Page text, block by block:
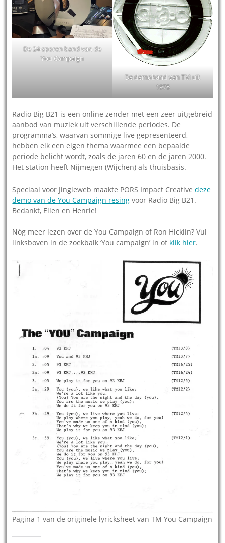
De 24-sporen band van de
You Campaign
De demoband van TM uit
1975
Radio Big B21 is een online zender met een zeer uitgebreid
aanbod van muziek uit verschillende periodes. De
programma’s, waarvan sommige live gepresenteerd,
hebben elk een eigen thema waarmee een bepaalde
periode belicht wordt, zoals de jaren 60 en de jaren 2000.
Het station heeft Nijmegen (Wijchen) als thuisbasis.
Speciaal voor Jingleweb maakte PORS Impact Creativedeze
demo van de You Campaign resing voor Radio Big B21.
Bedankt, Ellen en Henrie!
Nóg meer lezen over de You Campaign of Ron Hicklin? Vul
linksboven in de zoekbalk ‘You campaign’ in of klik hier.
Pagina 1 van de originele lyricksheet van TM You Campaign